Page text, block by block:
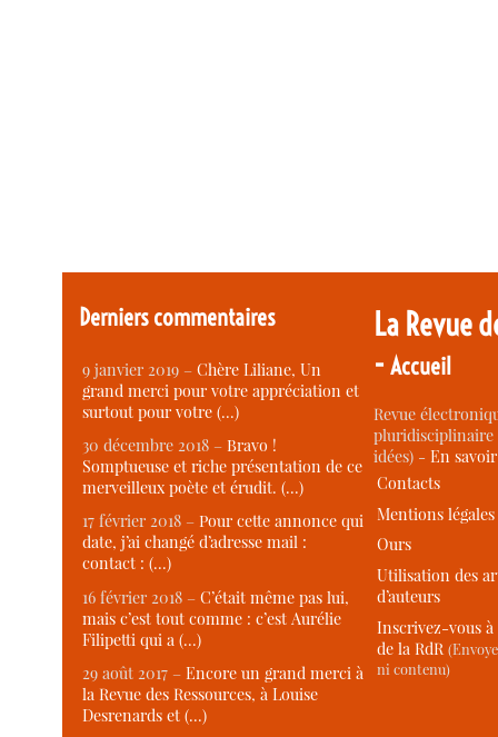
Derniers commentaires
9 janvier 2019 –Chère Liliane, Un
grand merci pour votre appréciation et
surtout pour votre (…)
30 décembre 2018 –Bravo !
Somptueuse et riche présentation de ce
merveilleux poète et érudit. (…)
17 février 2018 –Pour cette annonce qui
date, j’ai changé d’adresse mail :
contact : (…)
16 février 2018 –C’était même pas lui,
mais c’est tout comme : c’est Aurélie
Filipetti qui a (…)
29 août 2017 –Encore un grand merci à
la Revue des Ressources, à Louise
Desrenards et (…)
La Revue
-Accueil
Revue
idées) -En
Contacts
Mentions légales
Ours
Utilisation des
d’auteurs
Inscrivez-vous
de la RdR
ni contenu)